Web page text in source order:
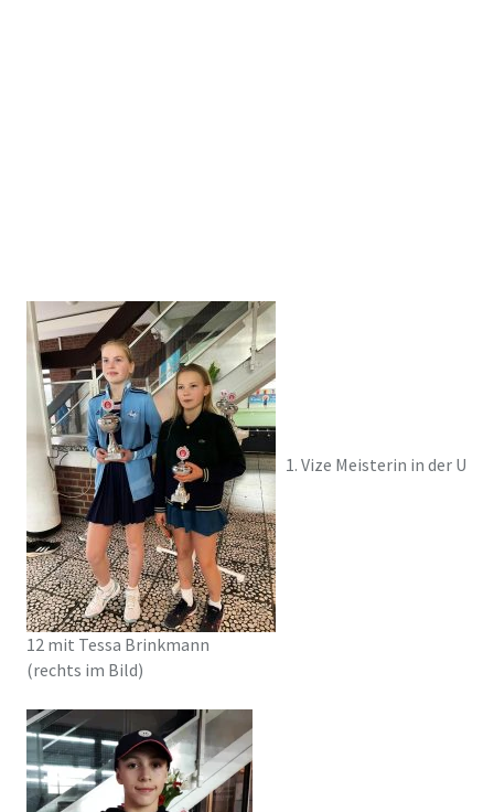
1. Vize Meisterin in der U
12 mit Tessa Brinkmann
(rechts im Bild)